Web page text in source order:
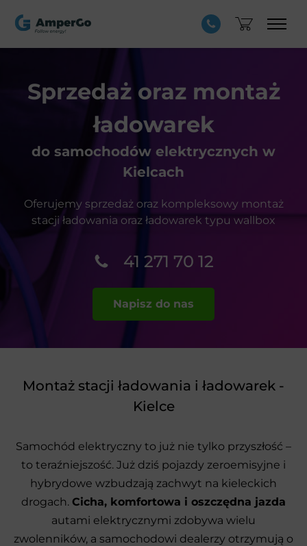
Sprzedaż orazmontaż
ładowarek
do samochodów elektrycznych w
Kielcach
Oferujemy sprzedaż oraz kompleksowy montaż
stacji ładowania oraz ładowarek typu wallbox
41 271 70 12
Napisz do nas
Montaż stacji ładowania i ładowarek -
Kielce
Samochód elektryczny to już nie tylko przyszłość –
to teraźniejszość. Już dziś pojazdy zeroemisyjne i
hybrydowe wzbudzają zachwyt na kieleckich
drogach. Cicha, komfortowa i oszczędna jazda
autami elektrycznymi zdobywa wielu
zwolenników, a samochodowi dealerzy otrzymują o